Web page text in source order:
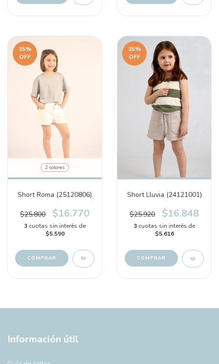
35%
OFF
2 colores
Short Roma (25120806)
$25.800 $16.770
3 cuotas sin interés de
$5.590
COMPRAR
35%
OFF
Short Lluvia (24121001)
$25.920 $16.848
3 cuotas sin interés de
$5.616
COMPRAR
Información útil